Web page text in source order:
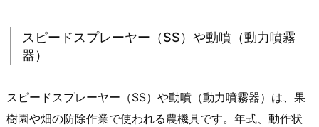
スピードスプレーヤー（SS）や動噴（動力噴霧
器）
スピードスプレーヤー（SS）や動噴（動力噴霧器）は、果
樹園や畑の防除作業で使われる農機具です。年式、動作状